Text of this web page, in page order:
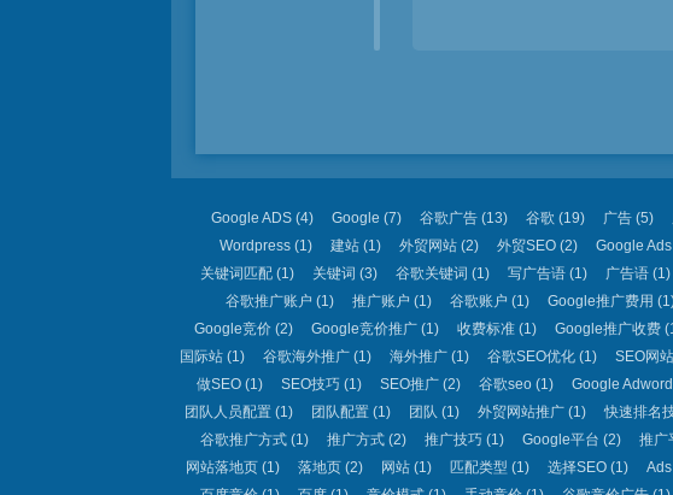
Google ADS (4) Google (7) 谷歌广告 (13) 谷歌 (19) 广告 (5)
Wordpress (1) 建站 (1) 外贸网站 (2) 外贸SEO (2) Google Ads
关键词匹配(1) 关键词 (3) 谷歌关键词 (1) 写广告语(1) 广告语(1)
谷歌推广账户 (1) 推广账户 (1) 谷歌账户 (1) Google推广费用
Google竞价 (2) Google竞价推广 (1) 收费标准 (1) Google推广收费
国际站(1) 谷歌海外推广(1) 海外推广(1) 谷歌SEO优化(1) SEO网站
做SEO (1) SEO技巧 (1) SEO推广 (2) 谷歌seo (1) Google
团队人员配置 (1) 团队配置 (1) 团队 (1) 外贸网站推广 (1) 快速排名
谷歌推广方式(1) 推广方式(2) 推广技巧(1) Google平台 (2) 推广
网站落地页(1) 落地页(2) 网站(1) 匹配类型 (1) 选择SEO(1) Ads